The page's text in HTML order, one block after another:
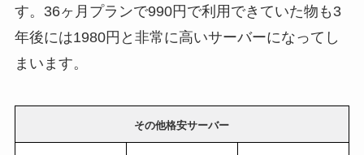
す。36ヶ月プランで990円で利用できていた物も3
年後には1980円と非常に高いサーバーになってし
まいます。
その他格安サーバー